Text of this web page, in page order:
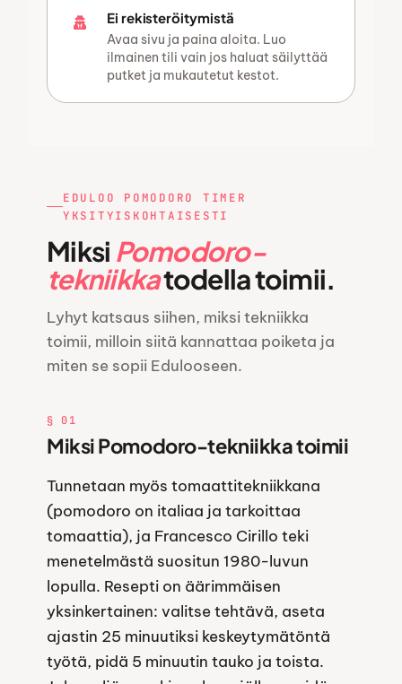
Ei rekisteröitymistä
Avaa sivu ja paina aloita. Luo
ilmainen tili vain jos haluat säilyttää
putket ja mukautetut kestot.
EDULOO POMODORO TIMER
YKSITYISKOHTAISESTI
Miksi Pomodoro-
tekniikkatodella toimii.
Lyhyt katsaus siihen, miksi tekniikka
toimii, milloin siitä kannattaa poiketa ja
miten se sopii Edulooseen.
§ 01
Miksi Pomodoro-tekniikka toimii
Tunnetaan myös tomaattitekniikkana
(pomodoro on italiaa ja tarkoittaa
tomaattia), ja Francesco Cirillo teki
menetelmästä suositun 1980-luvun
lopulla. Resepti on äärimmäisen
yksinkertainen: valitse tehtävä, aseta
ajastin 25 minuutiksi keskeytymätöntä
työtä, pidä 5 minuutin tauko ja toista.